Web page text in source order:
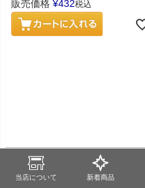
当店について 新着商品
販売価格 ¥432税込